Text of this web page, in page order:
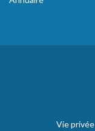
Vie privée